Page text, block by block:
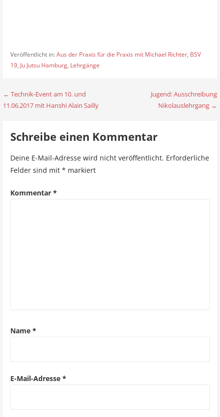
Veröffentlicht in:Aus der Praxis für die Praxis mit Michael Richter, BSV
19, Ju Jutsu Hamburg, Lehrgänge
B
a
a
o
← Technik-Event am 10. und
11.06.2017 mit Hanshi Alain Sailly
Jugend: Ausschreibung
Nikolauslehrgang →
Schreibe einen Kommentar
Deine E-Mail-Adresse wird nicht veröffentlicht. Erforderliche
Felder sind mit * markiert
Kommentar *
Name *
E-Mail-Adresse *